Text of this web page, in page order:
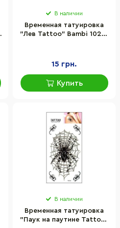
В наличии
Временная татуировка
"Лев Tattoo" Bambi 1020-
15 грн.
Купить
В наличии
Временная татуировка
"Паук на паутине Tattoo"